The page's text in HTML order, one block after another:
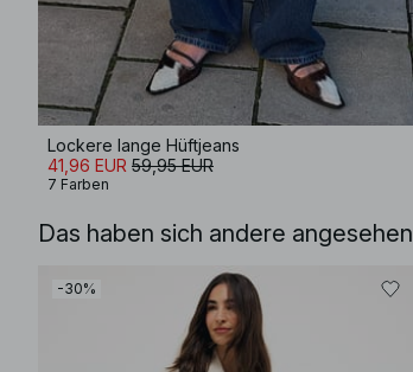
Lockere lange Hüftjeans
41,96 EUR 59,95 EUR
7 Farben
Das haben sich andere angesehen
-30%